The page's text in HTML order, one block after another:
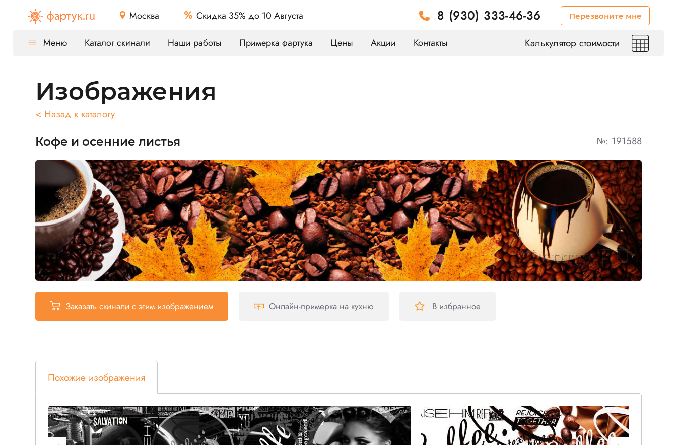
Москва Скидка 35% до 10 Августа 8 (930) 333-46-36 Перезвоните мне
Меню Каталог скинали Наши работы Примерка фартука Цены Акции Контакты Калькулятор стоимости
Изображения
< Назад к каталогу
Кофе и осенние листья №: 191588
Заказать скинали с этим изображением Онлайн-примерка на кухню В избранное
Похожие изображения